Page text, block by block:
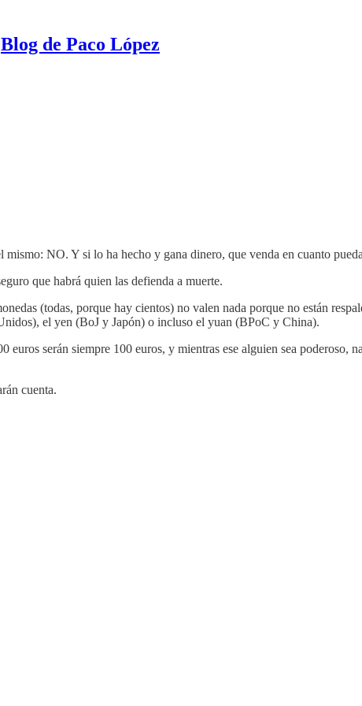
Blog de Paco López
NO. Y si lo ha hecho y gana dinero, que venda en cuanto
que habrá quien las defienda a muerte.
(todas, porque hay cientos) no valen nada porque no están
el yen (BoJ y Japón) o incluso el yuan (BPoC y China).
serán siempre 100 euros, y mientras ese alguien sea poderoso,
cuenta.